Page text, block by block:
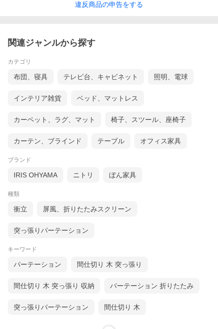
『自然素材の安らぎを感じる、天然木とラタンの3連パーティショ
ン』
天然木のフレームにラタンの編み込みが美しいパーティションスクリーン。3
まるでアジアのリゾート地で過ごしているような、くつろぎと癒しのリラッ
クス空間を演出します。
天然素材でホッと安らぎの空間に。
違反商品の申告をする
関連ジャンルから探す
カテゴリ
布団、寝具 テレビ台、キャビネット 照明、電球
インテリア雑貨 ベッド、マットレス
カーペット、ラグ、マット 椅子、スツール、座椅子
カーテン、ブラインド テーブル オフィス家具
ブランド
IRIS OHYAMA ニトリ ぼん家具
種類
衝立 屏風、折りたたみスクリーン
突っ張りパーテーション
キーワード
パーテーション 間仕切り 木 突っ張り
間仕切り 木 突っ張り 収納 パーテーション 折りたたみ
突っ張りパーテーション 間仕切り 木